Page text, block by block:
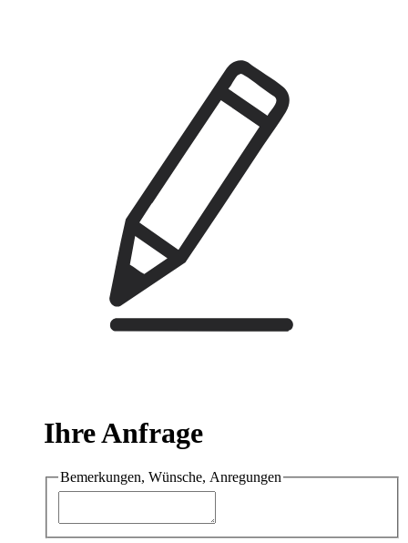
Ihre Anfrage
Bemerkungen, Wünsche, Anregungen